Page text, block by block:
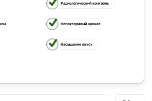
Радиологический контроль
Неповторимый аромат
Насыщение вкусу